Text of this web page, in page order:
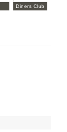
Diners Club